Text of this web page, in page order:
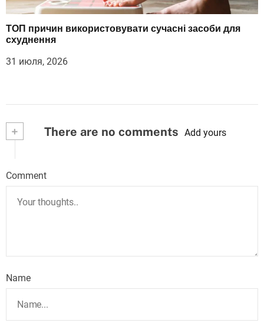
ТОП причин використовувати сучасні засоби для
схуднення
31 июля, 2026
+ There are no comments Add yours
Comment
Name